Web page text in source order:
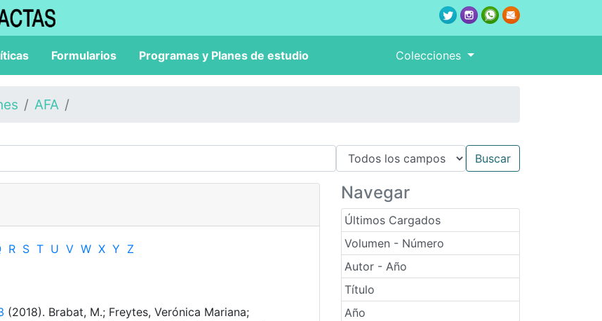
Formularios Programas y Planes de estudio Colecciones
AFA
Navegar
Últimos Cargados
Volumen - Número
Autor - Año
Título
Año
R S T U V W X Y Z
(2018). Brabat, M.; Freytes, Verónica Mariana;